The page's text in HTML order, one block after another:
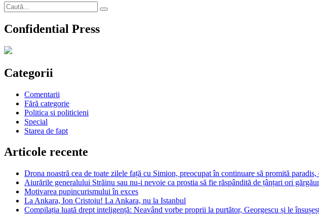
Caută
după:
Căutare
Confidential Press
Categorii
Comentarii
Fără categorie
Politica si politicieni
Special
Starea de fapt
Articole recente
Drona noastră cea de toate zilele față cu Simion, preocupat în continuare să promită
Aiurările generalului Străinu sau nu-i nevoie ca prostia să fie răspândită de țânțari ori
Motivarea pupincurismului în exces
La Ankara, Ion Cristoiu! La Ankara, nu la Istanbul
Compilația luată drept inteligență: Neavând vorbe proprii la purtător, Georgescu și le